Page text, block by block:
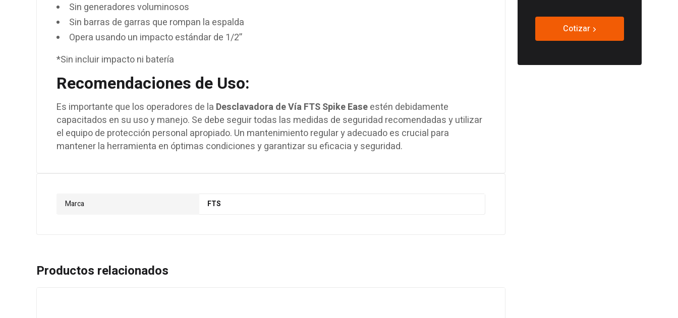
Sin generadores voluminosos
Sin barras de garras que rompan la espalda
Opera usando un impacto estándar de 1/2”
*Sin incluir impacto ni batería
Recomendaciones de Uso:
Es importante que los operadores de la Desclavadora de Vía FTS Spike Easeestén debidamente
capacitados en su uso y manejo. Se debe seguir todas las medidas de seguridad recomendadas y utilizar
el equipo de protección personal apropiado. Un mantenimiento regular y adecuado es crucial para
mantener la herramienta en óptimas condiciones y garantizar su eficacia y seguridad.
Marca FTS
Productos relacionados
Cotizar